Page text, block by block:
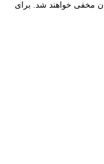
مخفی خواهند شد. برای